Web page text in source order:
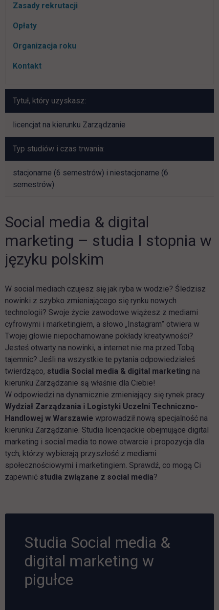
Zasady rekrutacji
Opłaty
Organizacja roku
Kontakt
Tytuł, który uzyskasz:
licencjat na kierunku Zarządzanie
Typ studiów i czas trwania:
stacjonarne (6 semestrów) i niestacjonarne (6
semestrów)
Social media & digital
marketing – studia I stopnia w
języku polskim
W social mediach czujesz się jak ryba w wodzie? Śledzisz
nowinki z szybko zmieniającego się rynku nowych
technologii? Swoje życie zawodowe wiążesz z mediami
cyfrowymi i marketingiem, a słowo „Instagram” otwiera w
Twojej głowie niepochamowane pokłady kreatywności?
Jesteś otwarty na nowinki, a internet nie ma przed Tobą
tajemnic? Jeśli na wszystkie te pytania odpowiedziałeś
twierdząco, studia Social media & digital marketing na
kierunku Zarządzanie są właśnie dla Ciebie!
W odpowiedzi na dynamicznie zmieniający się rynek pracy
Wydział Zarządzania i Logistyki Uczelni Techniczno-
Handlowej w Warszawie wprowadził nową specjalność na
kierunku Zarządzanie. Studia licencjackie obejmujące digital
marketing i social media to nowe otwarcie i propozycja dla
tych, którzy wybierają przyszłość z mediami
społecznościowymi i marketingiem. Sprawdź, co mogą Ci
zapewnić studia związane z social media?
Studia Social media &
digital marketing w
pigułce